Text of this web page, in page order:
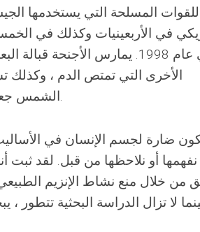
في الأربعينيات وكذلك في
الأخرى التي تمتص الدم ، وكذلك
الشمس جعلها تاريخياً تاريخياً مع الأفراد النشطين في أشهر الصيف.
نفهمها أو نلاحظها من قبل. لقد ثبت
من خلال منع نشاط الإنزيم
لا تزال الدراسة البحثية تتطور